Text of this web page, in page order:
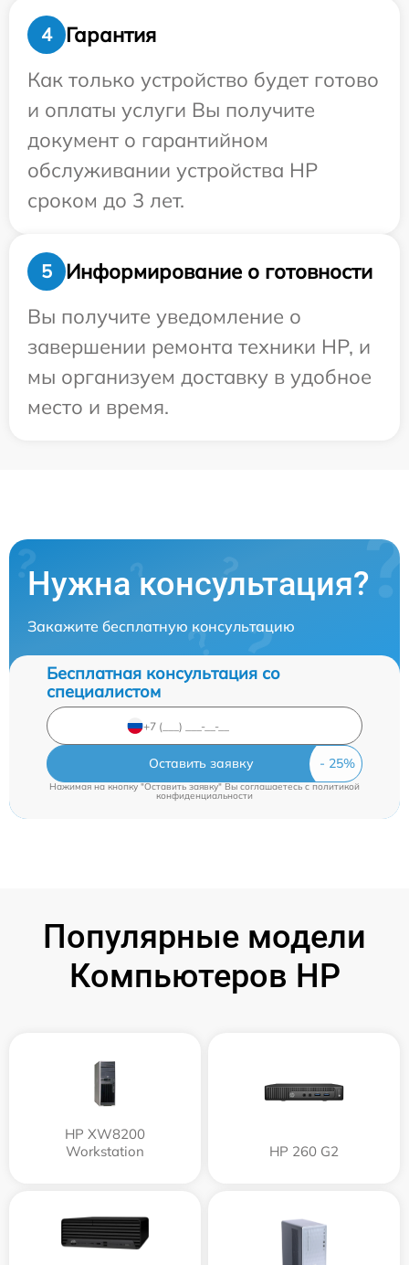
4
Гарантия
Как только устройство будет готово
и оплаты услуги Вы получите
документ о гарантийном
обслуживании устройства HP
сроком до 3 лет.
5
Информирование о готовности
Вы получите уведомление о
завершении ремонта техники HP, и
мы организуем доставку в удобное
место и время.
Нужна консультация?
Закажите бесплатную консультацию
Бесплатная консультация со
специалистом
Оставить заявку
Нажимая на кнопку "Оставить заявку" Вы соглашаетесь cполитикой
конфиденциальности
Популярные модели
Компьютеров HP
HP XW8200
Workstation
HP 260 G2